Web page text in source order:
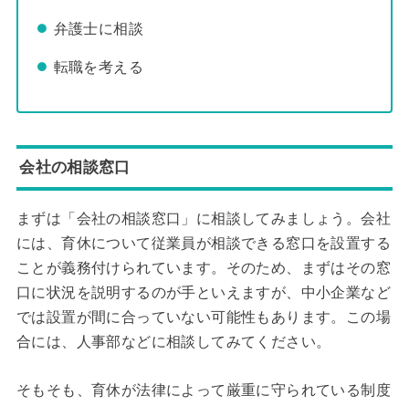
弁護士に相談
転職を考える
会社の相談窓口
まずは「会社の相談窓口」に相談してみましょう。会社
には、育休について従業員が相談できる窓口を設置する
ことが義務付けられています。そのため、まずはその窓
口に状況を説明するのが手といえますが、中小企業など
では設置が間に合っていない可能性もあります。この場
合には、人事部などに相談してみてください。
そもそも、育休が法律によって厳重に守られている制度